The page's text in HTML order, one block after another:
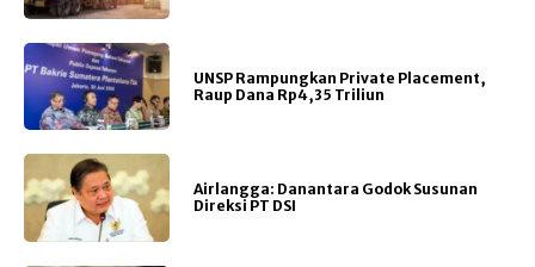
UNSP Rampungkan Private Placement,
Raup Dana Rp4,35 Triliun
Airlangga: Danantara Godok Susunan
Direksi PT DSI